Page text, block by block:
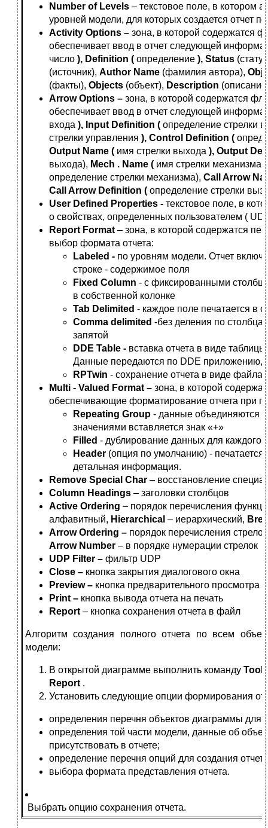
Number of Levels – текстовое поле, в котором
уровней модели, для которых создается отчет
Activity Options – зона, в которой содержатся
обеспечивает ввод в отчет следующей
число ), Definition ( определение ), Status
(источник), Author Name (фамилия автора),
(факты), Objects (объект), Description
Arrow Options – зона, в которой содержатся
обеспечивает ввод в отчет следующей
входа ), Input Definition ( определение стрелки
стрелки управления ), Control Definition (
Output Name ( имя стрелки выхода ), Output
выхода), Mech . Name ( имя стрелки механизма
определение стрелки механизма), Call Arrow
Call Arrow Definition ( определение стрелки
User Defined Properties - текстовое поле, в
о свойствах, определенных пользователем (
Report Format – зона, в которой содержатся
выбор формата отчета:
Labeled - по уровням модели. Отчет
строке - содержимое поля
Fixed Column - с фиксированными
в собственной колонке
Tab Delimited - каждое поле печатается в
Comma delimited -без деления по
запятой
DDE Table - вставка отчета в виде
Данные передаются по DDE приложению,
RPTwin - сохранение отчета в виде файла
Multi - Valued Format – зона, в которой
обеспечивающие форматирование отчета при
Repeating Group - данные объединяются
значениями вставляется знак «+»
Filled - дублирование данных для каждого
Header (опция по умолчанию) - печатается
детальная информация.
Remove Special Char – восстановление
Column Headings – заголовки столбцов
Active Ordering – порядок перечисления
алфавитный, Hierarchical – иерархический,
Arrow Ordering – порядок перечисления
Arrow Number – в порядке нумерации стрелок
UDP Filter – фильтр UDP
Close – кнопка закрытия диалогового окна
Preview – кнопка предварительного просмотра
Print – кнопка вывода отчета на печать
Report – кнопка сохранения отчета в файл
Алгоритм создания полного отчета по всем
модели:
В открытой диаграмме выполнить команду
Report .
Установить следующие опции формирования
определения перечня объектов диаграммы для
определения той части модели, данные об
присутствовать в отчете;
определение перечня опций для создания
выбора формата представления отчета.
Выбрать опцию сохранения отчета.